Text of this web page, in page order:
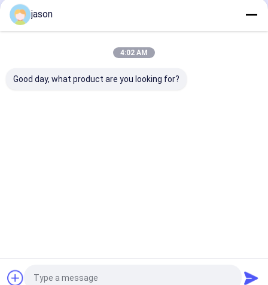
개인 정보 보호 정책
Group Co., Limited. All Rights Reserved.
jason
4:02 AM
Good day, what product are you looking for?